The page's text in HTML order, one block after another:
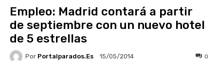
Empleo: Madrid contará a partir
de septiembre con un nuevo hotel
de 5 estrellas
Por Portalparados.es 15/05/2014 0